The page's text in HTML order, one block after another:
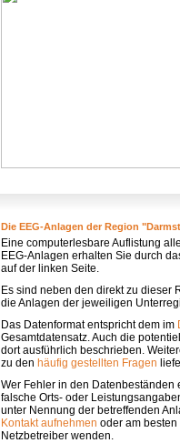
Die EEG-Anlagen der Region
Eine computerlesbare Auflistung
EEG-Anlagen erhalten Sie durch
auf der linken Seite.
Es sind neben den direkt zu dieser
die Anlagen der jeweiligen
Das Datenformat entspricht dem im
Gesamtdatensatz. Auch die
dort ausführlich beschrieben.
zu den häufig gestellten Fragen
Wer Fehler in den Datenbeständen
falsche Orts- oder
unter Nennung der betreffenden
Kontakt aufnehmen oder am
Netzbetreiber wenden.